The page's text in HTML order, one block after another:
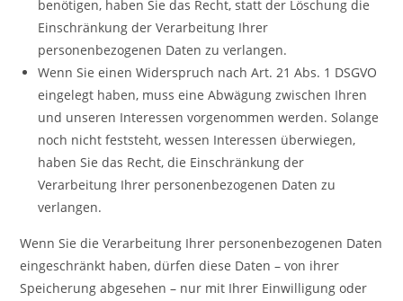
benötigen, haben Sie das Recht, statt der Löschung die
Einschränkung der Verarbeitung Ihrer
personenbezogenen Daten zu verlangen.
Wenn Sie einen Widerspruch nach Art. 21 Abs. 1 DSGVO
eingelegt haben, muss eine Abwägung zwischen Ihren
und unseren Interessen vorgenommen werden. Solange
noch nicht feststeht, wessen Interessen überwiegen,
haben Sie das Recht, die Einschränkung der
Verarbeitung Ihrer personenbezogenen Daten zu
verlangen.
Wenn Sie die Verarbeitung Ihrer personenbezogenen Daten
eingeschränkt haben, dürfen diese Daten – von ihrer
Speicherung abgesehen – nur mit Ihrer Einwilligung oder